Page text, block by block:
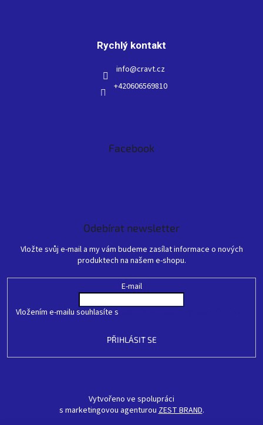
Rychlý kontakt
info@cravt.cz
+420606569810
Facebook
Odebírat newsletter
Vložte svůj e-mail a my vám budeme zasílat informace o nových
produktech na našem e-shopu.
E-mail
Vložením e-mailu souhlasíte s
PŘIHLÁSIT SE
Vytvořeno ve spolupráci
s marketingovou agenturou ZEST BRAND.